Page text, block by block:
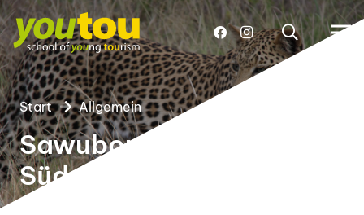
Start Allgemein
Sawubona aus
Südafrika!